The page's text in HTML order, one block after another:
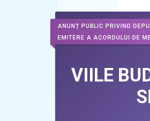
ANUNȚ PUBLIC PRIVIND
EMITERE A ACORDULUI DE